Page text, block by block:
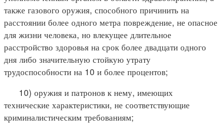
также газового оружия, способного причинить на
расстоянии более одного метра повреждение, не опасное
для жизни человека, но влекущее длительное
расстройство здоровья на срок более двадцати одного
дня либо значительную стойкую утрату
трудоспособности на 10 и более процентов;
10) оружия и патронов к нему, имеющих
технические характеристики, не соответствующие
криминалистическим требованиям;